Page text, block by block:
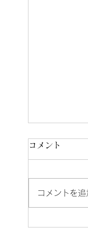
イオンモ
コメント
コメントを